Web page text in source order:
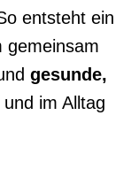
entsteht ein
gemeinsam
gesunde,
und im Alltag